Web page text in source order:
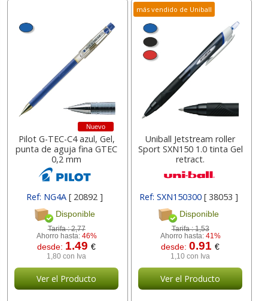
Nuevo
Pilot G-TEC-C4 azul, Gel,
punta de aguja fina GTEC
0,2 mm
Ref: NG4A[ 20892 ]
Disponible
Tarifa :2,77
Ahorro hasta: 46%
desde: 1.49€
1,80 con Iva
Ver el Producto
más vendido de Uniball
Uniball Jetstream roller
Sport SXN150 1.0 tinta Gel
retract.
Ref: SXN150300 [ 38053 ]
Disponible
Tarifa :1,53
Ahorro hasta: 41%
desde:0.91€
1,10 con Iva
Ver el Producto